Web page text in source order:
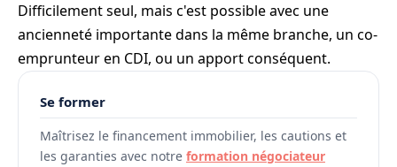
Difficilement seul, mais c'est possible avec une
ancienneté importante dans la même branche, un co-
emprunteur en CDI, ou un apport conséquent.
Se former
Maîtrisez le financement immobilier, les cautions et
les garanties avec notre formation négociateur